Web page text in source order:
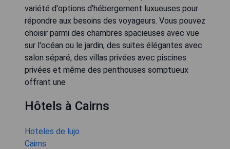
variété d'options d'hébergement luxueuses pour
répondre aux besoins des voyageurs. Vous pouvez
choisir parmi des chambres spacieuses avec vue
sur l'océan ou le jardin, des suites élégantes avec
salon séparé, des villas privées avec piscines
privées et même des penthouses somptueux
offrant une
Hôtels à Cairns
Hoteles de lujo
Cairns